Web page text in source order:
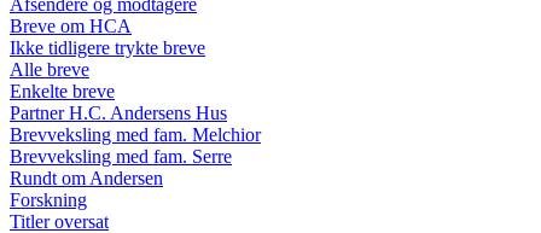
Breve om HCA
Ikke tidligere trykte breve
Alle breve
Enkelte breve
Partner H.C. Andersens Hus
Brevveksling med fam. Melchior
Brevveksling med fam. Serre
Rundt om Andersen
Forskning
Titler oversat